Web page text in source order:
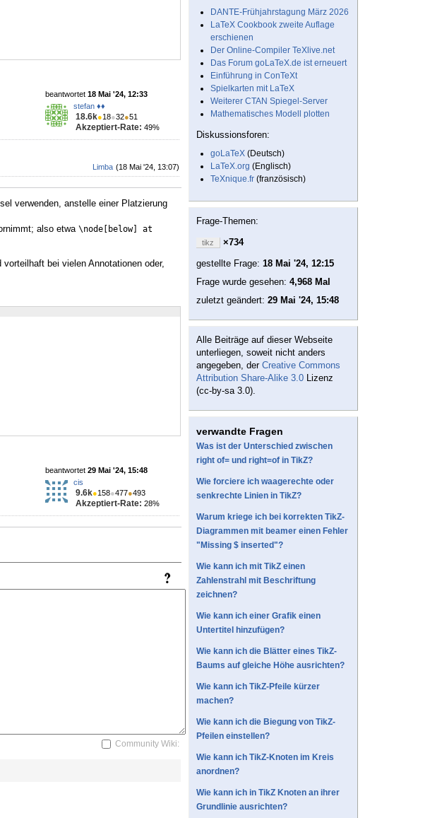
beantwortet 18 Mai '24, 12:33
stefan ♦♦
18.6k●18●32●51
Akzeptiert-Rate: 49%
(18 Mai '24, 13:07)
Limba
verwenden, anstelle einer Platzierung
also etwa \node[below] at
bei vielen Annotationen oder,
beantwortet 29 Mai '24, 15:48
cis
9.6k●158●477●493
Akzeptiert-Rate: 28%
Community Wiki:
DANTE-Frühjahrstagung März 2026
LaTeX Cookbook zweite Auflage
erschienen
Der Online-Compiler TeXlive.net
Das Forum goLaTeX.de ist erneuert
Einführung in ConTeXt
Spielkarten mit LaTeX
Weiterer CTAN Spiegel-Server
Mathematisches Modell plotten
Diskussionsforen:
goLaTeX (Deutsch)
LaTeX.org (Englisch)
TeXnique.fr (französisch)
Frage-Themen:
tikz
×734
gestellte Frage: 18 Mai '24, 12:15
Frage wurde gesehen: 4,968 Mal
zuletzt geändert: 29 Mai '24, 15:48
Alle Beiträge auf dieser Webseite
unterliegen, soweit nicht anders
angegeben, der Creative Commons
Attribution Share-Alike 3.0 Lizenz
(cc-by-sa 3.0).
verwandte Fragen
Was ist der Unterschied zwischen
right of= und right=of in TikZ?
Wie forciere ich waagerechte oder
senkrechte Linien in TikZ?
Warum kriege ich bei korrekten TikZ-
Diagrammen mit beamer einen Fehler
"Missing $ inserted"?
Wie kann ich mit TikZ einen
Zahlenstrahl mit Beschriftung
zeichnen?
Wie kann ich einer Grafik einen
Untertitel hinzufügen?
Wie kann ich die Blätter eines TikZ-
Baums auf gleiche Höhe ausrichten?
Wie kann ich TikZ-Pfeile kürzer
machen?
Wie kann ich die Biegung von TikZ-
Pfeilen einstellen?
Wie kann ich TikZ-Knoten im Kreis
anordnen?
Wie kann ich in TikZ Knoten an ihrer
Grundlinie ausrichten?